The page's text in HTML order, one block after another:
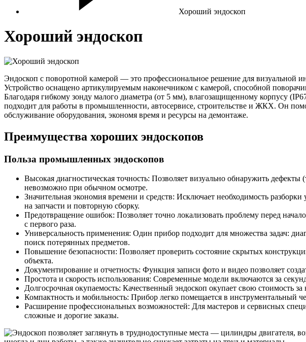
Хороший эндоскоп
Хороший эндоскоп
Эндоскоп с поворотной камерой — это профессиональное решение для визуальной
Устройство оснащено артикулируемым наконечником с камерой, способной
Благодаря гибкому зонду малого диаметра (от 5 мм), влагозащищенному корпусу
подходит для работы в промышленности, автосервисе, строительстве и ЖКХ. Он
обслуживание оборудования, экономя время и ресурсы на демонтаже.
Преимущества хороших эндоскопов
Польза промышленных эндоскопов
Высокая диагностическая точность: Позволяет визуально обнаружить
невозможно при обычном осмотре.
Значительная экономия времени и средств: Исключает необходимость
на запчасти и повторную сборку.
Предотвращение ошибок: Позволяет точно локализовать проблему перед
с первого раза.
Универсальность применения: Один прибор подходит для множества задач:
поиск потерянных предметов.
Повышение безопасности: Позволяет проверить состояние скрытых
объекта.
Документирование и отчетность: Функция записи фото и видео позволяет
Простота и скорость использования: Современные модели включаются за
Долгосрочная окупаемость: Качественный эндоскоп окупает свою стоимость
Компактность и мобильность: Прибор легко помещается в инструментальный
Расширение профессиональных возможностей: Для мастеров и сервисных
сложные и дорогие заказы.